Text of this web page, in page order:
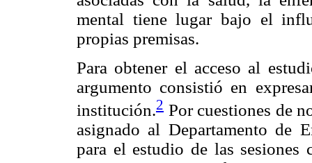
mental tiene lugar bajo el
propias premisas.
Para obtener el acceso al
argumento consistió en
institución.2 Por cuestiones de
asignado al Departamento de
para el estudio de las